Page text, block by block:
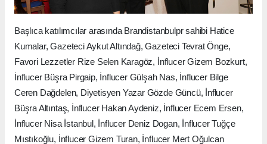
Başlıca katılımcılar arasında Brandistanbulpr sahibi Hatice
Kumalar, Gazeteci Aykut Altındağ, Gazeteci Tevrat Önge,
Favori Lezzetler Rize Selen Karagöz, İnflucer Gizem Bozkurt,
İnflucer Büşra Pirgaip, İnflucer Gülşah Nas, İnflucer Bilge
Ceren Dağdelen, Diyetisyen Yazar Gözde Güncü, İnflucer
Büşra Altıntaş, İnflucer Hakan Aydeniz, İnflucer Ecem Ersen,
İnflucer Nisa İstanbul, İnflucer Deniz Dogan, İnflucer Tuğçe
Mıstıkoğlu, İnflucer Gizem Turan, İnflucer Mert Oğulcan